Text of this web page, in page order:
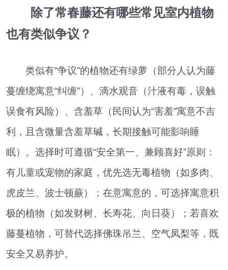
除了常春藤还有哪些常见室内植物
也有类似争议？
类似有“争议”的植物还有绿萝（部分人认为藤
蔓缠绕寓意“纠缠”）、滴水观音（汁液有毒，误触
误食有风险）、含羞草（民间认为“害羞”寓意不吉
利，且含微量含羞草碱，长期接触可能影响睡
眠）。选择时可遵循“安全第一、兼顾喜好”原则：
有儿童或宠物的家庭，优先选无毒植物（如多肉、
虎皮兰、波士顿蕨）；在意寓意的，可选择寓意积
极的植物（如发财树、长寿花、向日葵）；若喜欢
藤蔓植物，可替代选择佛珠吊兰、空气凤梨等，既
安全又易养护。